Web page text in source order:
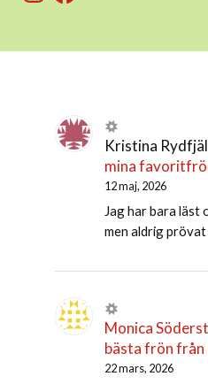
Kristina
mina
12 maj, 2026
Jag har bara läst
men aldrig prövat
Monica
bästa frön från
22 mars, 2026